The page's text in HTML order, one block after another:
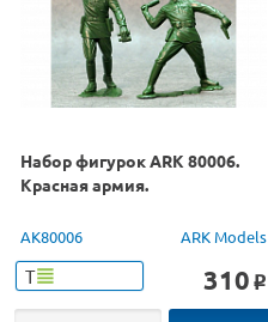
Набор фигурок ARK 80006.
Красная армия.
AK80006 ARK Models
Т 310 o